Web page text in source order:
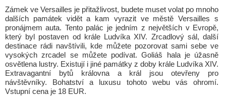
Zámek ve Versailles je přitažlivost, budete muset volat po mnoho
dalších památek vidět a kam vyrazit ve městě Versailles s
pronájmem auta. Tento palác je jedním z největších v Evropě,
který byl postaven od krále Ludvíka XIV. Zrcadlový sál, další
destinace rádi navštívili, kde můžete pozorovat sami sebe ve
vysokých zrcadel se můžete podívat. Goliáš hala je úžasně
osvětlena lustry. Existují i jiné památky z doby krále Ludvíka XIV.
Extravagantní bytů královna a král jsou otevřeny pro
návštěvníky. Bohatství a luxusu tohoto webu vás ohromí.
Vstupní cena je 18 EUR.